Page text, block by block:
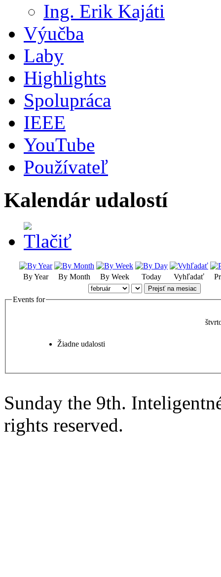
Ing. Erik Kajáti
Výučba
Laby
Highlights
Spolupráca
IEEE
YouTube
Používateľ
Kalendár udalostí
By Year By Month By Week Today Vyhľadať
Prejsť na mesiac
Events for
Žiadne udalosti
Sunday the 9th.
rights reserved.